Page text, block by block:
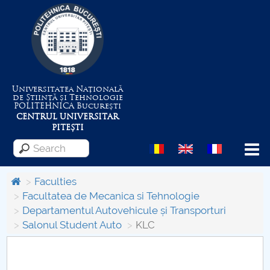
Universitatea Națională
de Știință și Tehnologie
POLITEHNICABucurești
CENTRUL UNIVERSITAR
PITEȘTI
Menu
About the University
Centrul de Management al Proiectelor
Faculties
Facultatea de Mecanica si Tehnologie
Departamentul Autovehicule și Transporturi
Salonul Student Auto
KLC